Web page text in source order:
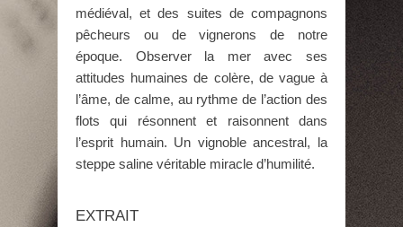
médiéval, et des suites de compagnons
pêcheurs ou de vignerons de notre
époque. Observer la mer avec ses
attitudes humaines de colère, de vague à
l’âme, de calme, au rythme de l’action des
flots qui résonnent et raisonnent dans
l’esprit humain. Un vignoble ancestral, la
steppe saline véritable miracle d’humilité.
EXTRAIT